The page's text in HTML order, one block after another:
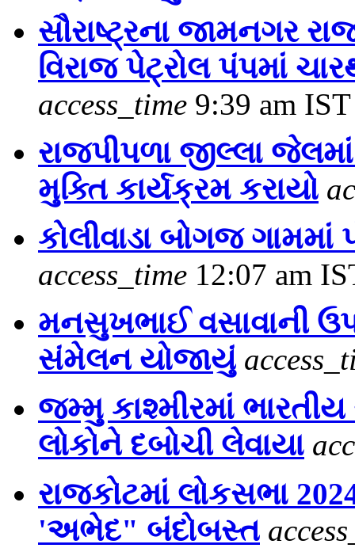
સૌરાષ્ટ્રના જામનગર
વિરાજ પેટ્રોલ પંપમાં
access_time 9:39 am IST
રાજપીપળા જીલ્લા જેલમાં
મુક્તિ કાર્યક્રમ કરાયો
કોલીવાડા બોગજ
access_time 12:07 am
મનસુખભાઈ વસાવાની
સંમેલન યોજાયું
જમ્મુ કાશ્મીરમાં
લોકોને દબોચી લેવાયા
રાજકોટમાં લોકસભા
'અભેદ" બંદોબસ્ત